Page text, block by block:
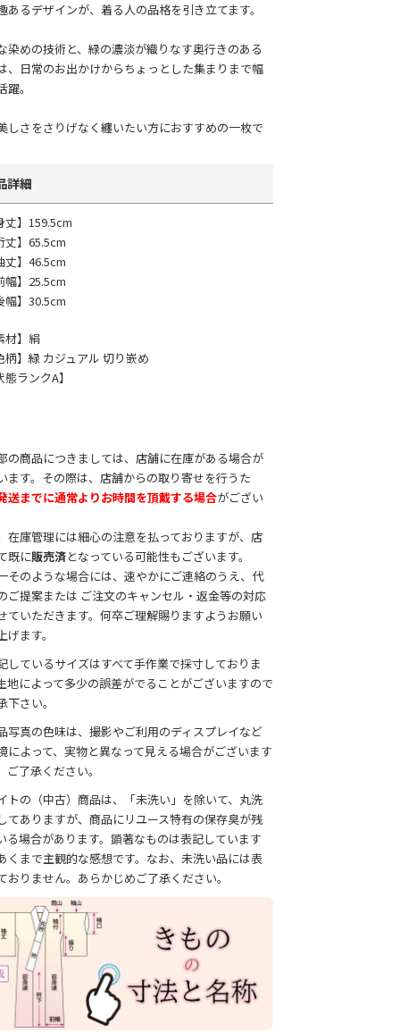
あるデザインが、着る人の品格を引き立てます。
染めの技術と、緑の濃淡が織りなす奥行きのある
、日常のお出かけからちょっとした集まりまで幅
躍。
しさをさりげなく纏いたい方におすすめの一枚で
詳細
丈】159.5cm
丈】65.5cm
丈】46.5cm
幅】25.5cm
幅】30.5cm
材】絹
柄】緑 カジュアル 切り嵌め
態ランクA】
の商品につきましては、店舗に在庫がある場合が
ます。その際は、店舗からの取り寄せを行うた
送までに通常よりお時間を頂戴する場合がござい
在庫管理には細心の注意を払っておりますが、店
既に販売済となっている可能性もございます。
そのような場合には、速やかにご連絡のうえ、代
ご提案または ご注文のキャンセル・返金等の対応
ていただきます。何卒ご理解賜りますようお願い
げます。
ているサイズはすべて手作業で採寸しておりま
地によって多少の誤差がでることがございますので
下さい。
写真の色味は、撮影やご利用のディスプレイなど
によって、実物と異なって見える場合がございます
ご了承ください。
トの（中古）商品は、「未洗い」を除いて、丸洗
てありますが、商品にリユース特有の保存臭が残
る場合があります。顕著なものは表記しています
くまで主観的な感想です。なお、未洗い品には表
おりません。あらかじめご了承ください。